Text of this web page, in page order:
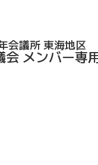
会議所 東海地区
会 メンバー専